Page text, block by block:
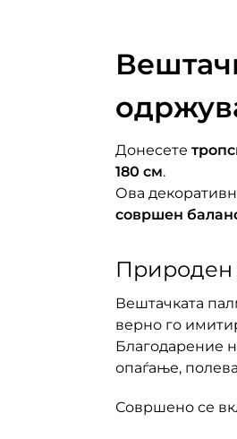
Донесете
180 см.
Ова
совршен
Природен
Вештачката
верно го
Благодарение
опаѓање,
Совршено се